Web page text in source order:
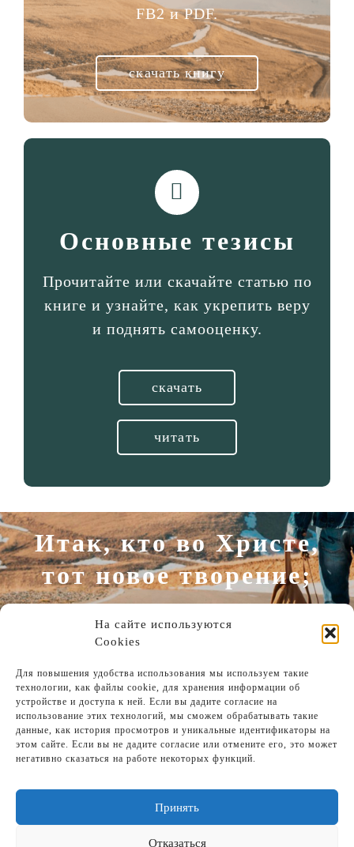
На сайте используются
Cookies
Для повышения удобства использования мы используем такие
технологии, как файлы cookie, для хранения информации об
устройстве и доступа к ней. Если вы дадите согласие на
использование этих технологий, мы сможем обрабатывать такие
данные, как история просмотров и уникальные идентификаторы на
этом сайте. Если вы не дадите согласие или отмените его, это может
негативно сказаться на работе некоторых функций.
Принять
Отказаться
FB2 и PDF.
скачать книгу
Основные тезисы
Прочитайте или скачайте статью по
книге и узнайте, как укрепить веру
и поднять самооценку.
скачать
читать
Итак, кто во Христе,
тот новое творение;
древнее прошло,
теперь всё новое
2 Коринфянам 5:17
Итак, идите, и научите все народы…
скончания века.
Матфея 28:19-20